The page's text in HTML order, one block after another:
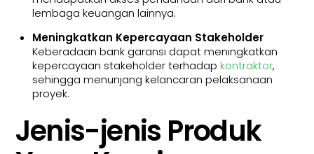
lembaga keuangan lainnya.
Meningkatkan Kepercayaan Stakeholder
Keberadaan bank garansi dapat meningkatkan
kepercayaan stakeholder terhadapkontraktor,
sehingga menunjang kelancaran pelaksanaan
proyek.
Jenis-jenis Produk